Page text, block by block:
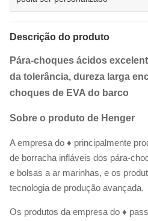
Descrição do produto
Pára-choques ácidos
da tolerância, dureza larga
choques de EVA do barco
Sobre o produto de Henger
A empresa do ♦ principalmente
de borracha infláveis dos pára-
e bolsas a ar marinhas, e os
tecnologia de produção avançada.
Os produtos da empresa do ♦